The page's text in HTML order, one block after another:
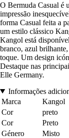
O Bermuda Casual é
impressão
forma Casual feita a
um estilo clássico
Kangol está
branco, azul
toque. Um design
Destaque nas
Elle Germany.
Informações
Marca
Kangol
Cor
preto
Cor
Preto
Género
Misto